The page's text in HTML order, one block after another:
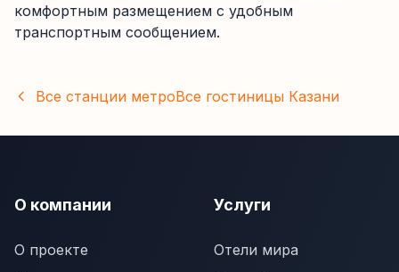
комфортным размещением с удобным
транспортным сообщением.
Все станции метроВсе гостиницы Казани
О компании
О проекте
Услуги
Отели мира